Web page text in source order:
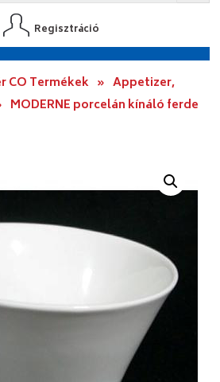
Regisztráció
CO Termékek » Appetizer,
MODERNE porcelán kínáló ferde